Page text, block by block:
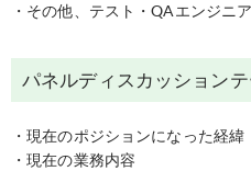
・その他、テスト・QAエンジニ
パネルディスカッション
・現在のポジションになった経緯
・現在の業務内容